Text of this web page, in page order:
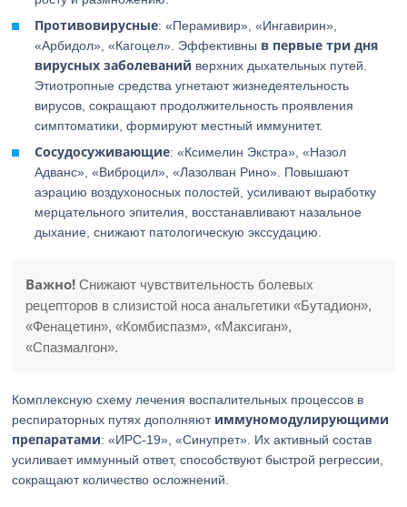
Противовирусные: «Перамивир», «Ингавирин»,
«Арбидол», «Кагоцел». Эффективны в первые три дня
вирусных заболеваний верхних дыхательных путей.
Этиотропные средства угнетают жизнедеятельность
вирусов, сокращают продолжительность проявления
симптоматики, формируют местный иммунитет.
Сосудосуживающие: «Ксимелин Экстра», «Назол
Адванс», «Виброцил», «Лазолван Рино». Повышают
аэрацию воздухоносных полостей, усиливают выработку
мерцательного эпителия, восстанавливают назальное
дыхание, снижают патологическую экссудацию.
Важно! Снижают чувствительность болевых
рецепторов в слизистой носа анальгетики «Бутадион»,
«Фенацетин», «Комбиспазм», «Максиган»,
«Спазмалгон».
Комплексную схему лечения воспалительных процессов в
респираторных путях дополняют иммуномодулирующими
препаратами: «ИРС-19», «Синупрет». Их активный состав
усиливает иммунный ответ, способствуют быстрой регрессии,
сокращают количество осложнений.